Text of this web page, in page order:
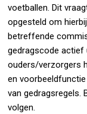
voetballen. Dit
opgesteld om
betreffende
gedragscode actief
ouders/verzorgers
en
van gedragsregels.
volgen.